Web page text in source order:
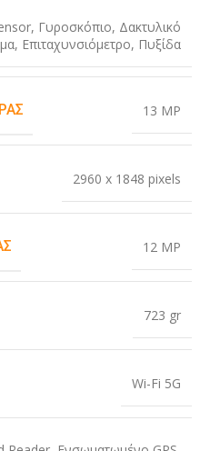
, Γυροσκόπιο, Δακτυλικό
, Επιταχυνσιόμετρο, Πυξίδα
13 MP
2960 x 1848 pixels
12 MP
723 gr
Wi-Fi 5G